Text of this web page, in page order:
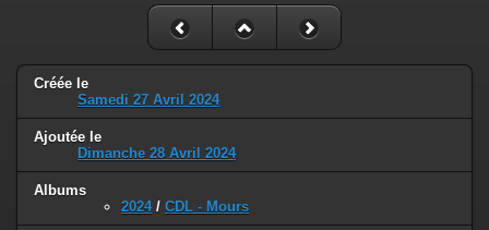
Créée le
Samedi 27 Avril 2024
Ajoutée le
Dimanche 28 Avril 2024
Albums
2024/ CDL - Mours